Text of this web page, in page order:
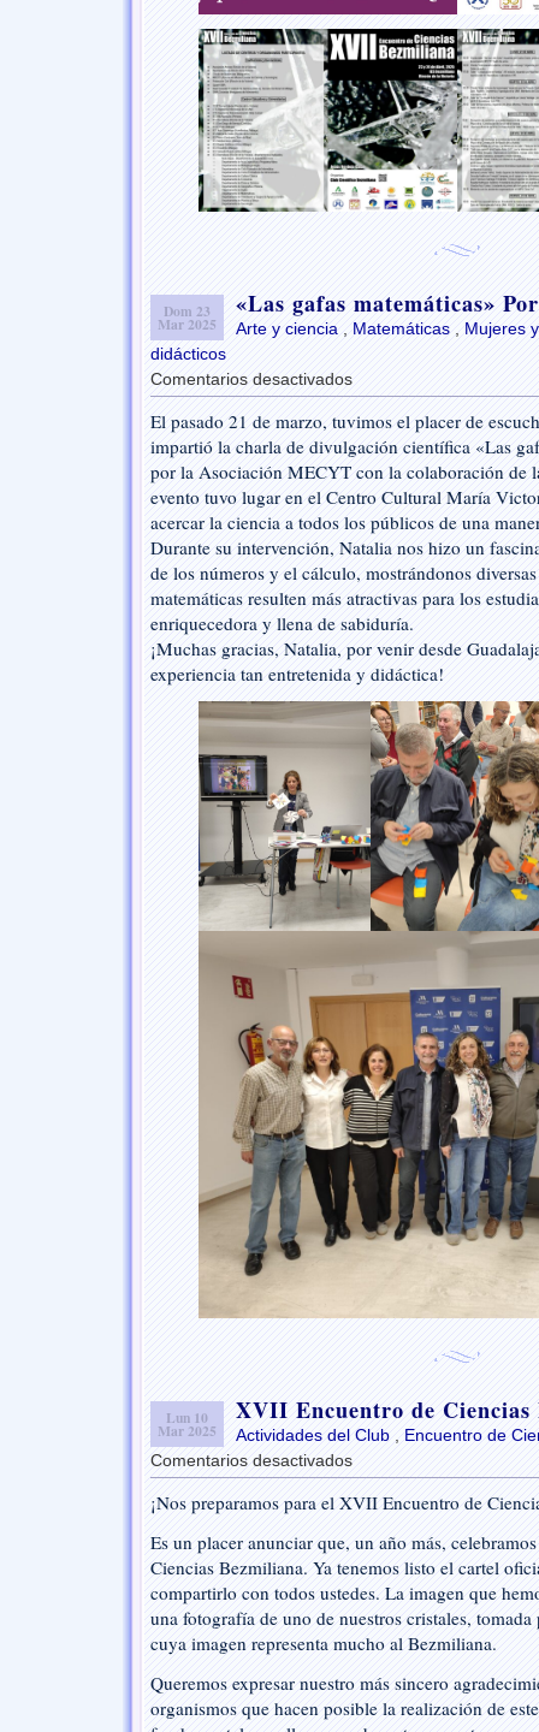
Dom 23
Mar 2025
«Las gafas matemáticas»
Arte y ciencia Matemáticas
Mujeres
didácticos
Comentarios desactivadosen
«Las
gafas
matemáticas»
de
Lucas
El pasado 21 de marzo, tuvimos el placer de
impartió la charla de divulgación científica «Las
por la Asociación MECYT con la colaboración de
evento tuvo lugar en el Centro Cultural María
acercar la ciencia a todos los públicos de una
Durante su intervención, Natalia nos hizo un
de los números y el cálculo, mostrándonos
matemáticas resulten más atractivas para los
enriquecedora y llena de sabiduría.
¡Muchas gracias, Natalia, por venir desde
experiencia tan entretenida y didáctica!
Lun 10
Mar 2025
XVII Encuentro de Ciencias
Actividades del Club
Encuentro de
Comentarios desactivadosen
XVII
Encuentro
Ciencias
Bezmiliana
¡Nos preparamos para el XVII Encuentro de
Es un placer anunciar que, un año más,
Ciencias Bezmiliana. Ya tenemos listo el cartel
compartirlo con todos ustedes. La imagen que
una fotografía de uno de nuestros cristales,
cuya imagen representa mucho al Bezmiliana.
Queremos expresar nuestro más sincero
organismos que hacen posible la realización de